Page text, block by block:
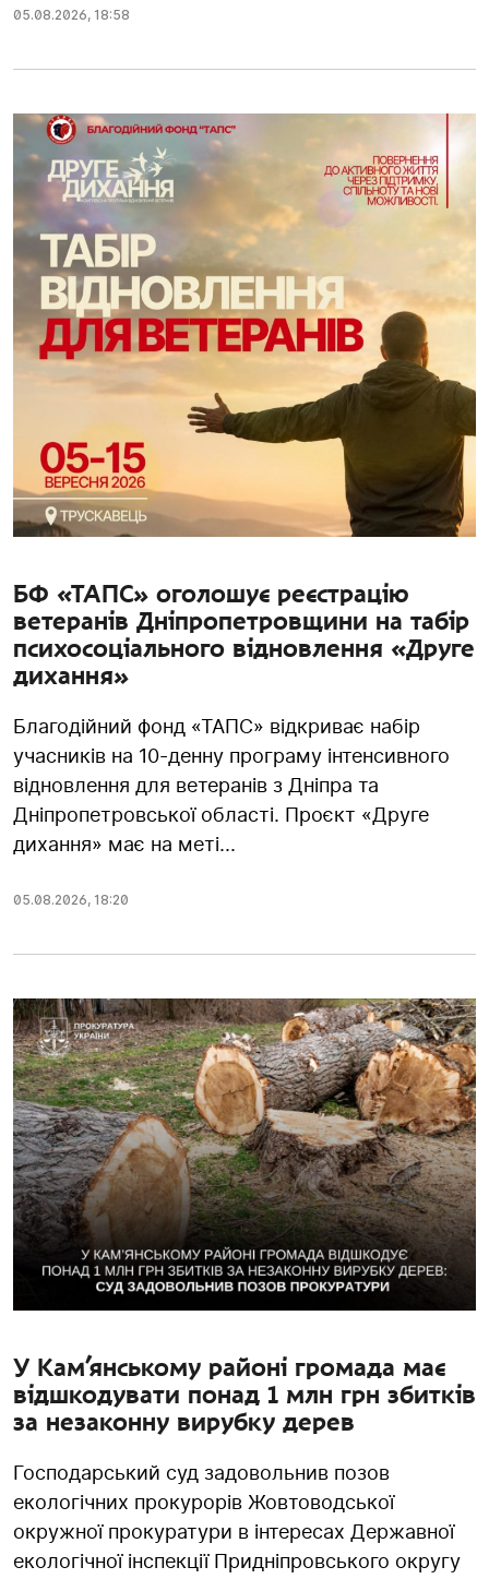
05.08.2026, 18:58
БФ «ТАПС» оголошує реєстрацію
ветеранів Дніпропетровщини на табір
психосоціального відновлення «Друге
дихання»
Благодійний фонд «ТАПС» відкриває набір
учасників на 10-денну програму інтенсивного
відновлення для ветеранів з Дніпра та
Дніпропетровської області. Проєкт «Друге
дихання» має на меті...
05.08.2026, 18:20
У Кам’янському районі громада має
відшкодувати понад 1 млн грн збитків
за незаконну вирубку дерев
Господарський суд задовольнив позов
екологічних прокурорів Жовтоводської
окружної прокуратури в інтересах Державної
екологічної інспекції Придніпровського округу